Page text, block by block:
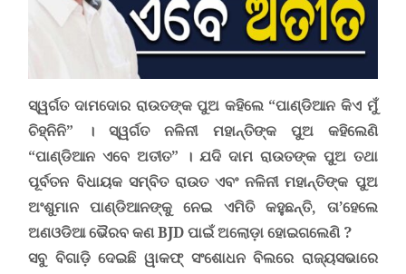
ସ୍ୱର୍ଗତ ଦାମଦୋର ରାଉତଙ୍କ ପୁଅ କହିଲେ “ପାଣ୍ଡିଆନ କିଏ ମୁଁ
ଚିହ୍ନିନି” । ସ୍ୱର୍ଗତ ନଳିନୀ ମହାନ୍ତିଙ୍କ ପୁଅ କହିଲେଣି
“ପାଣ୍ଡିଆନ ଏବେ ଅତୀତ” । ଯଦି ଦାମ ରାଉତଙ୍କ ପୁଅ ତଥା
ପୂର୍ବତନ ବିଧାୟକ ସମ୍ବିତ ରାଉତ ଏବଂ ନଳିନୀ ମହାନ୍ତିଙ୍କ ପୁଅ
ଅଂଶୁମାନ ପାଣ୍ଡିଆନଙ୍କୁ ନେଇ ଏମିତି କହୁଛନ୍ତି, ତା’ହେଲେ
ଅଣଓଡିଆ ଭୈରବ କଣBJD ପାଇଁ ଅଲୋଡ଼ା ହୋଇଗଲେଣି ?
ସବୁ ବିଗାଡ଼ି ଦେଇଛି ୱାକଫ୍ ସଂଶୋଧନ ବିଲରେ ରାଜ୍ୟସଭାରେ